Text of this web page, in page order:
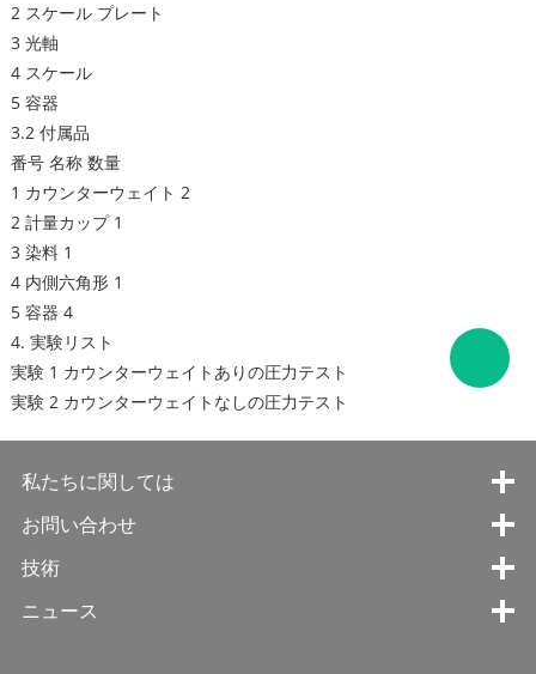
2 スケール プレート
3 光軸
4 スケール
5 容器
3.2 付属品
番号 名称 数量
1 カウンターウェイト 2
2 計量カップ 1
3 染料 1
4 内側六角形 1
5 容器 4
4. 実験リスト
実験 1 カウンターウェイトありの圧力テスト
実験 2 カウンターウェイトなしの圧力テスト
私たちに関しては
お問い合わせ
技術
ニュース